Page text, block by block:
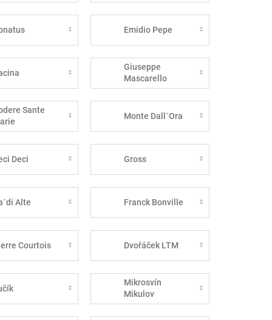
Emidio Pepe
Giuseppe
Mascarello
Sante
Monte Dall´Ora
Deci Gross
Alte Franck Bonville
Courtois Dvořáček LTM
Mikrosvín
Mikulov